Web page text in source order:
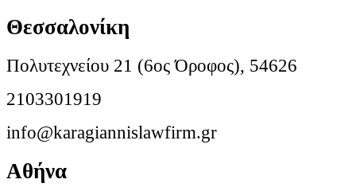
Θεσσαλονίκη
Πολυτεχνείου 21 (6ος Όροφος), 54626
2103301919
info@karagiannislawfirm.gr
Αθήνα